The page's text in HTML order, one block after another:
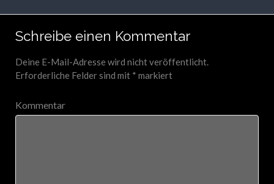
Schreibe einen Kommentar
Deine E-Mail-Adresse wird nicht veröffentlicht.
Erforderliche Felder sind mit * markiert
Kommentar